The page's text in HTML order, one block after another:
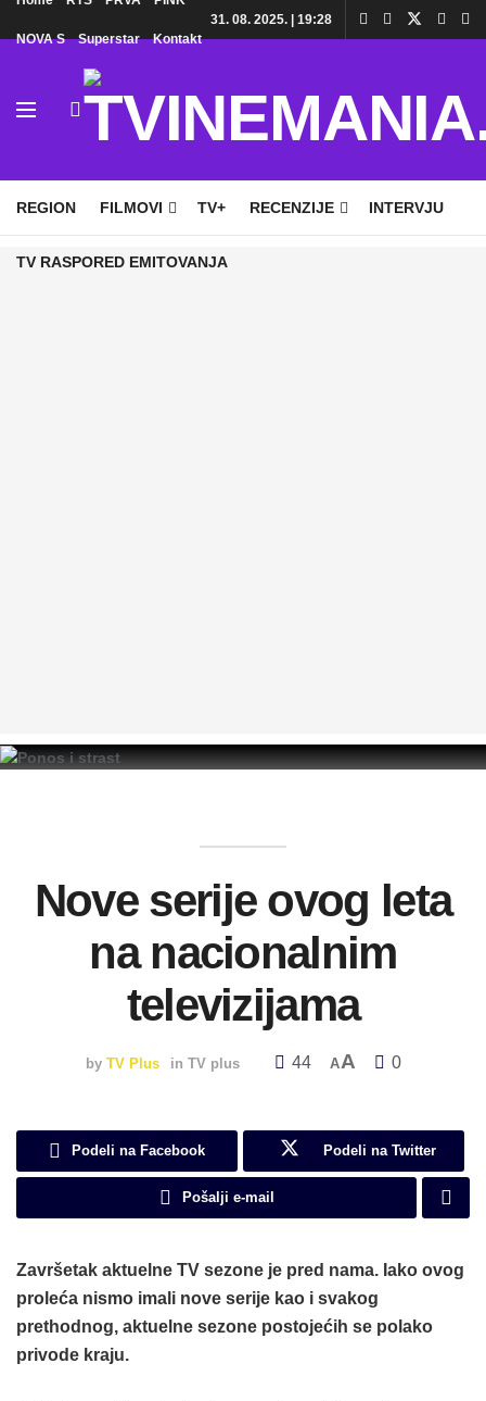
NOVA S Superstar Kontakt
31. 08. 2025. | 19:28
REGION FILMOVI TV+ RECENZIJE INTERVJU
TV RASPORED EMITOVANJA
Nove serije ovog leta
na nacionalnim
televizijama
by TV Plus in TV plus 44 AA 0
Podeli na Facebook Podeli na Twitter
Pošalji e-mail
Završetak aktuelne TV sezone je pred nama. Iako ovog
proleća nismo imali nove serije kao i svakog
prethodnog, aktuelne sezone postojećih se polako
privode kraju.